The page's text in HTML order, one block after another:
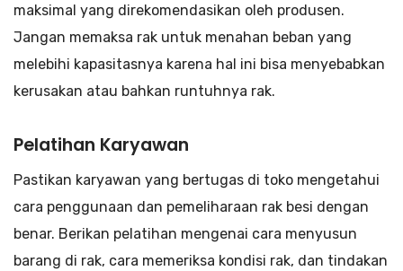
maksimal yang direkomendasikan oleh produsen.
Jangan memaksa rak untuk menahan beban yang
melebihi kapasitasnya karena hal ini bisa menyebabkan
kerusakan atau bahkan runtuhnya rak.
Pelatihan Karyawan
Pastikan karyawan yang bertugas di toko mengetahui
cara penggunaan dan pemeliharaan rak besi dengan
benar. Berikan pelatihan mengenai cara menyusun
barang di rak, cara memeriksa kondisi rak, dan tindakan